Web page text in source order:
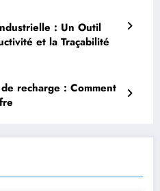
: Un Outil
et la Traçabilité
recharge : Comment